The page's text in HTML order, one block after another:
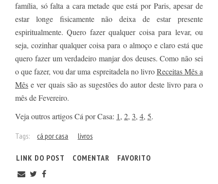
família, só falta a cara metade que está por Paris, apesar de
estar longe fisicamente não deixa de estar presente
espiritualmente. Quero fazer qualquer coisa para levar, ou
seja, cozinhar qualquer coisa para o almoço e claro está que
quero fazer um verdadeiro manjar dos deuses. Como não sei
o que fazer, vou dar uma espreitadela no livroReceitas Mês a
Mês e ver quais são as sugestões do autor deste livro para o
mês de Fevereiro.
Veja outros artigos Cá por Casa: 1, 2, 3, 4, 5.
Tags: cá por casa livros
LINK DO POST COMENTAR FAVORITO